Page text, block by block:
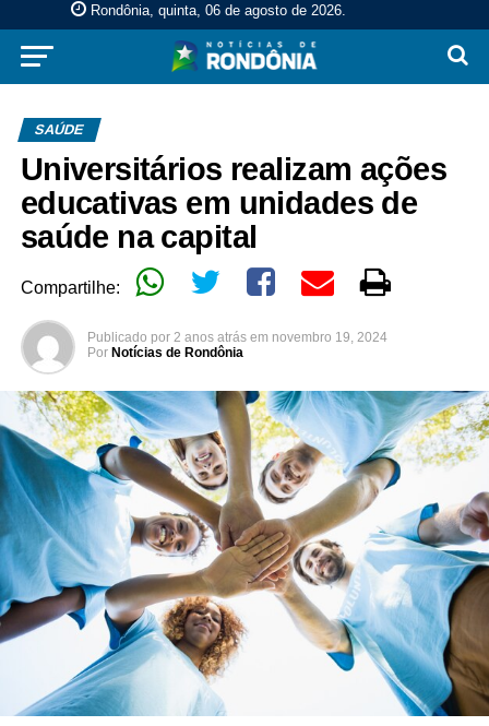
Rondônia, quinta, 06 de agosto de 2026.
SAÚDE
Universitários realizam ações
educativas em unidades de
saúde na capital
Compartilhe:
Publicado por 2 anos atrás em novembro 19, 2024
Por Notícias de Rondônia